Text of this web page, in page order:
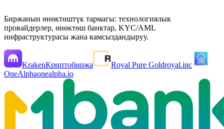
Биржанын өнөктөштүк тармагы: технологиялык
провайдерлер, өнөктөш банктар, KYC/AML
инфраструктурасы жана камсыздандыруу.
KrakenКриптобиржа Royal Pure Goldroyal.inc
OneAlphaonealpha.io